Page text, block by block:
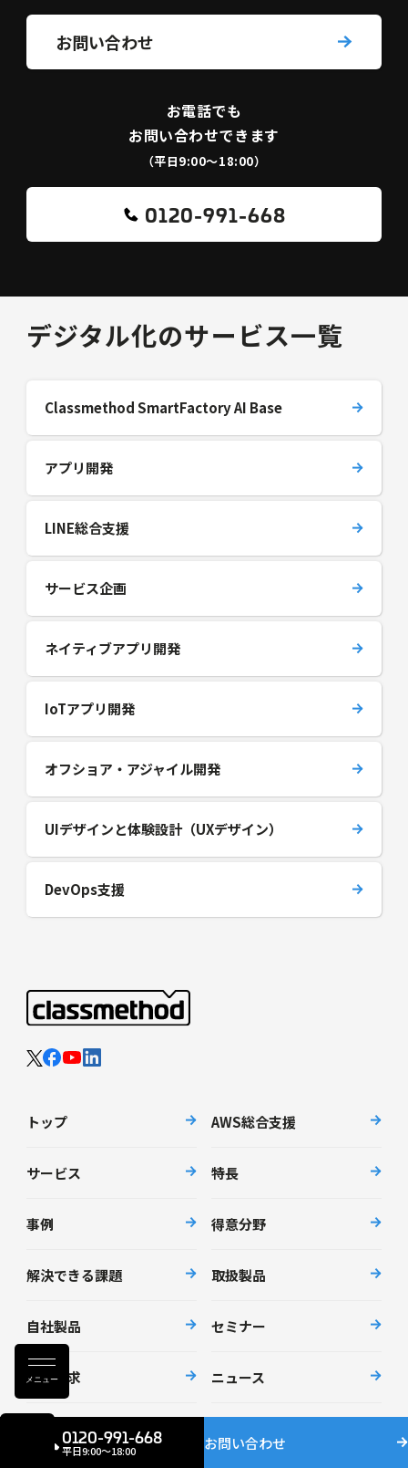
メニュー
お問い合わせ
お電話でも
お問い合わせできます
（平日9:00〜18:00）
0120-991-668
デジタル化のサービス一覧
Classmethod SmartFactory AI Base
アプリ開発
LINE総合支援
サービス企画
ネイティブアプリ開発
IoTアプリ開発
オフショア・アジャイル開発
UIデザインと体験設計（UXデザイン）
DevOps支援
トップ AWS総合支援
サービス 特長
事例 得意分野
解決できる課題 取扱製品
自社製品 セミナー
資料請求 ニュース
会社情報0120-991-668
平日9:00〜18:00 お問い合わせ